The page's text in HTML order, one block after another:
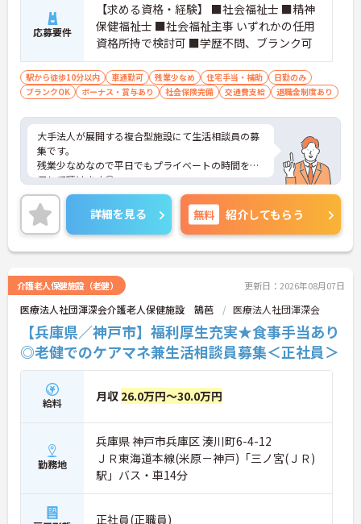
応募要件
【求める資格・経験】 ■社会福祉士 ■精神
保健福祉士 ■社会福祉主事 いずれかの任用
資格所持で検討可 ■学歴不問、ブランク可
駅から徒歩10分以内 車通勤可 残業少なめ 住宅手当・補助
日勤のみ
ブランクOK
ボーナス・賞与あり 社会保険完備 交通費支給 退職金制度あり
大手法人が展開する複合型施設にて生活相談員の募
集です。
残業少なめなので平日でもプライベートの時間を確
保して頂けます◎
ブランクの有る方も検討OK 丁寧に指導いただける
環境が整っています。
ご興味ある方には、面接対策ポイントなど、さらに
詳細をお話しいたしますのでお気軽にご相談くださ
い。
詳細を見る 無料 紹介してもらう
介護老人保健施設（老健） 更新日：2026年08月07日
医療法人社団渾深会介護老人保健施設 鵠芭 医療法人社団渾深会
【兵庫県／神戸市】福利厚生充実★食事手当あり
◎老健でのケアマネ兼生活相談員募集＜正社員＞
給料 月収 26.0万円～30.0万円
勤務地
兵庫県 神戸市兵庫区 湊川町6-4-12
ＪＲ東海道本線(米原－神戸)「三ノ宮(ＪＲ)
駅」バス・車14分
正社員(正職員)